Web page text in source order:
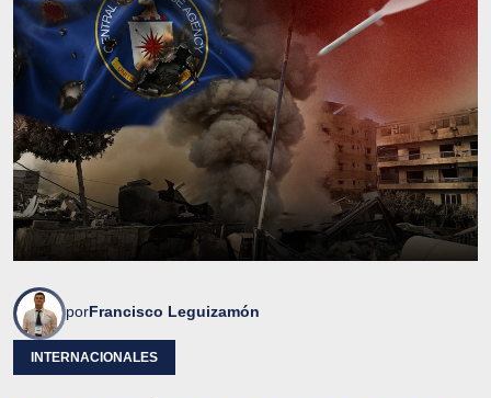
porFrancisco Leguizamón
INTERNACIONALES